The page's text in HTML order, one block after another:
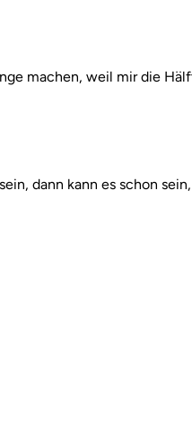
machen, weil mir die
dann kann es schon